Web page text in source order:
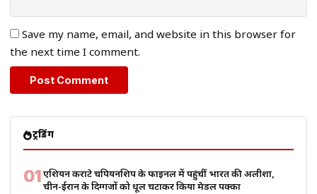
Save my name, email, and website in this browser for
the next time I comment.
ट्रेंडिंग
01एशियन कराटे चैंपियनशिप के फाइनल में पहुंचीं भारत की अलीशा,
चीन-ईरान के दिग्गजों को धूल चटाकर किया मेडल पक्का